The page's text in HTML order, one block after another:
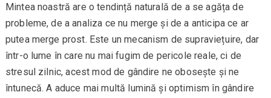
Mintea noastră are o tendință naturală de a se agăța de
probleme, de a analiza ce nu merge și de a anticipa ce ar
putea merge prost. Este un mecanism de supraviețuire, dar
într-o lume în care nu mai fugim de pericole reale, ci de
stresul zilnic, acest mod de gândire ne obosește și ne
întunecă. A aduce mai multă lumină și optimism în gândire